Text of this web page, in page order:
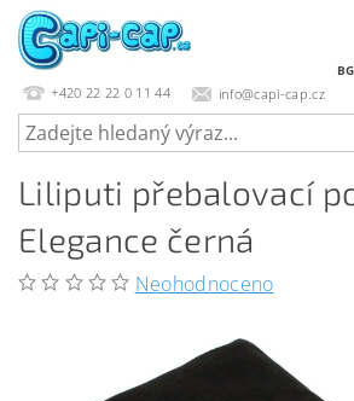
+420 22 22 0 11 44 info@capi-cap.cz
Liliputi přebalovací
Elegance černá
Neohodnoceno